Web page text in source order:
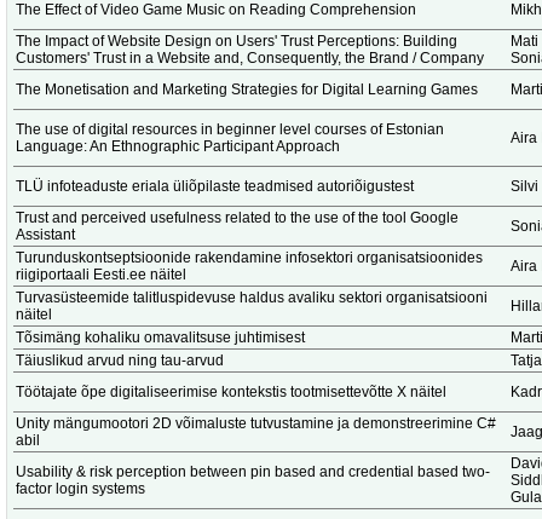
The Effect of Video Game Music on Reading Comprehension
The Impact of Website Design on Users' Trust Perceptions: Building
Customers' Trust in a Website and, Consequently, the Brand / Company
The Monetisation and Marketing Strategies for Digital Learning Games
The use of digital resources in beginner level courses of Estonian
Language: An Ethnographic Participant Approach
Aira
TLÜ infoteaduste eriala üliõpilaste teadmised autoriõigustest
Silvi
Trust and perceived usefulness related to the use of the tool Google
Assistant
Turunduskontseptsioonide rakendamine infosektori organisatsioonides
riigiportaali Eesti.ee näitel
Aira
Turvasüsteemide talitluspidevuse haldus avaliku sektori organisatsiooni
näitel
Tõsimäng kohaliku omavalitsuse juhtimisest
Täiuslikud arvud ning tau-arvud
Töötajate õpe digitaliseerimise kontekstis tootmisettevõtte X näitel
Unity mängumootori 2D võimaluste tutvustamine ja demonstreerimine C#
abil
Usability & risk perception between pin based and credential based two-
factor login systems